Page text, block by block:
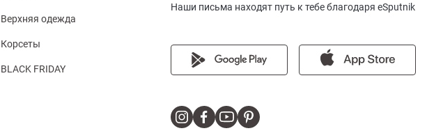
Верхняя одежда
Корсеты
BLACK FRIDAY
Наши письма находят путь к тебе благодаря eSputnik